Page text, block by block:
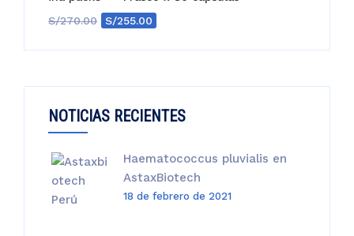
S/180.00. S/175.00.
S/270.00
El
S/255.00
NOTICIAS RECIENTES
Haematococcus pluvialis en
AstaxBiotech
18 de febrero de 2021